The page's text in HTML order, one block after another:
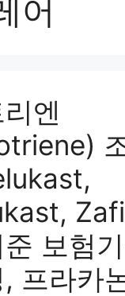
어
엔
보험
프라카